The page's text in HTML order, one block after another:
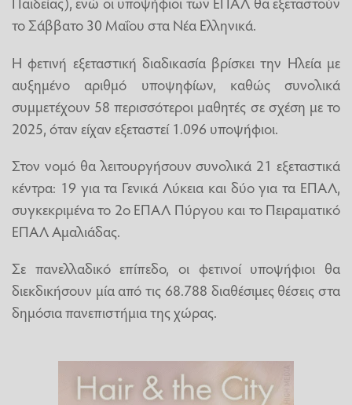
το Σάββατο 30 Μαΐου στα Νέα Ελληνικά.
Η φετινή εξεταστική διαδικασία βρίσκει την Ηλεία με
αυξημένο αριθμό υποψηφίων, καθώς συνολικά
συμμετέχουν 58 περισσότεροι μαθητές σε σχέση με το
2025, όταν είχαν εξεταστεί 1.096 υποψήφιοι.
Στον νομό θα λειτουργήσουν συνολικά 21 εξεταστικά
κέντρα: 19 για τα Γενικά Λύκεια και δύο για τα ΕΠΑΛ,
συγκεκριμένα το 2ο ΕΠΑΛ Πύργου και το Πειραματικό
ΕΠΑΛ Αμαλιάδας.
Σε πανελλαδικό επίπεδο, οι φετινοί υποψήφιοι θα
διεκδικήσουν μία από τις 68.788 διαθέσιμες θέσεις στα
δημόσια πανεπιστήμια της χώρας.